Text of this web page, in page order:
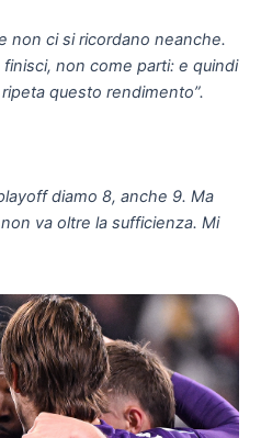
non ci si ricordano neanche.
non come parti: e quindi
questo rendimento”.
diamo 8, anche 9. Ma
va oltre la sufficienza. Mi